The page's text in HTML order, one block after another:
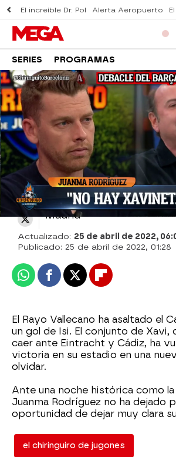
El increíble Dr. Pol Alerta Aeropuerto
SERIES PROGRAMAS
Mega » Programas » El Chiringuito de
Fútbol
» Liga » FC Barcelona
El Chiringuito
Madrid
Actualizado: 25 de abril de 2022,
Publicado: 25 de abril de 2022, 01:28
WhatsappFacebook
X Flipboard
El Rayo Vallecano ha asaltado el
un gol de Isi. El conjunto de Xavi,
caer ante Eintracht y Cádiz, ha
victoria en su estadio en una
olvidar.
Ante una noche histórica como
Juanma Rodríguez no ha dejado
oportunidad de dejar muy clara
el chiringuiro de jugones